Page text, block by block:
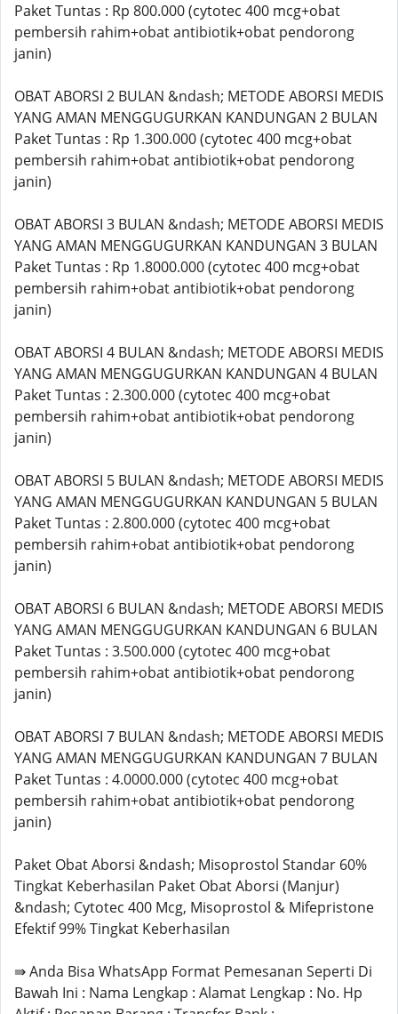
Paket Tuntas : Rp 800.000 (cytotec 400 mcg+obat
pembersih rahim+obat antibiotik+obat pendorong
janin)
OBAT ABORSI 2 BULAN &ndash; METODE ABORSI MEDIS
YANG AMAN MENGGUGURKAN KANDUNGAN 2 BULAN
Paket Tuntas : Rp 1.300.000 (cytotec 400 mcg+obat
pembersih rahim+obat antibiotik+obat pendorong
janin)
OBAT ABORSI 3 BULAN &ndash; METODE ABORSI MEDIS
YANG AMAN MENGGUGURKAN KANDUNGAN 3 BULAN
Paket Tuntas : Rp 1.8000.000 (cytotec 400 mcg+obat
pembersih rahim+obat antibiotik+obat pendorong
janin)
OBAT ABORSI 4 BULAN &ndash; METODE ABORSI MEDIS
YANG AMAN MENGGUGURKAN KANDUNGAN 4 BULAN
Paket Tuntas : 2.300.000 (cytotec 400 mcg+obat
pembersih rahim+obat antibiotik+obat pendorong
janin)
OBAT ABORSI 5 BULAN &ndash; METODE ABORSI MEDIS
YANG AMAN MENGGUGURKAN KANDUNGAN 5 BULAN
Paket Tuntas : 2.800.000 (cytotec 400 mcg+obat
pembersih rahim+obat antibiotik+obat pendorong
janin)
OBAT ABORSI 6 BULAN &ndash; METODE ABORSI MEDIS
YANG AMAN MENGGUGURKAN KANDUNGAN 6 BULAN
Paket Tuntas : 3.500.000 (cytotec 400 mcg+obat
pembersih rahim+obat antibiotik+obat pendorong
janin)
OBAT ABORSI 7 BULAN &ndash; METODE ABORSI MEDIS
YANG AMAN MENGGUGURKAN KANDUNGAN 7 BULAN
Paket Tuntas : 4.0000.000 (cytotec 400 mcg+obat
pembersih rahim+obat antibiotik+obat pendorong
janin)
Paket Obat Aborsi &ndash; Misoprostol Standar 60%
Tingkat Keberhasilan Paket Obat Aborsi (Manjur)
&ndash; Cytotec 400 Mcg, Misoprostol & Mifepristone
Efektif 99% Tingkat Keberhasilan
⇛ Anda Bisa WhatsApp Format Pemesanan Seperti Di
Bawah Ini : Nama Lengkap : Alamat Lengkap : No. Hp